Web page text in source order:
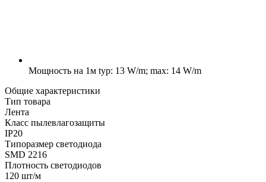
Мощность на 1м typ: 13 W/m; max: 14 W/m
Общие характеристики
Тип товара
Лента
Класс пылевлагозащиты
IP20
Типоразмер светодиода
SMD 2216
Плотность светодиодов
120 шт/м